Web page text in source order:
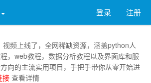
登录 注册
视频上线了，全网稀缺资源，涵盖python人
，web教程，数据分析教程以及界面库和服
向的主流实用项目，手把手带你从零开始进
接 查看详情